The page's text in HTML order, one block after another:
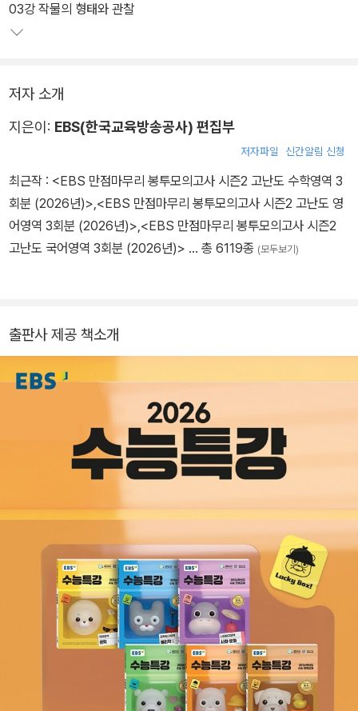
03강 작물의 형태와 관찰
저자 소개
지은이: EBS(한국교육방송공사) 편집부
저자파일 신간알림 신청
최근작 : <EBS 만점마무리 봉투모의고사 시즌2 고난도 수학영역 3
회분 (2026년)>,<EBS 만점마무리 봉투모의고사 시즌2 고난도 영
어영역 3회분 (2026년)>,<EBS 만점마무리 봉투모의고사 시즌2
고난도 국어영역 3회분 (2026년)> … 총 6119종 (모두보기)
출판사 제공 책소개